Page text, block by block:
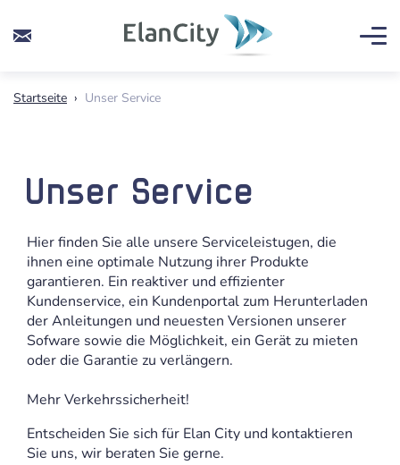
Startseite › Unser Service
Unser Service
Hier finden Sie alle unsere Serviceleistugen, die
ihnen eine optimale Nutzung ihrer Produkte
garantieren. Ein reaktiver und effizienter
Kundenservice, ein Kundenportal zum Herunterladen
der Anleitungen und neuesten Versionen unserer
Sofware sowie die Möglichkeit, ein Gerät zu mieten
oder die Garantie zu verlängern.
Mehr Verkehrssicherheit!
Entscheiden Sie sich für Elan City und kontaktieren
Sie uns, wir beraten Sie gerne.